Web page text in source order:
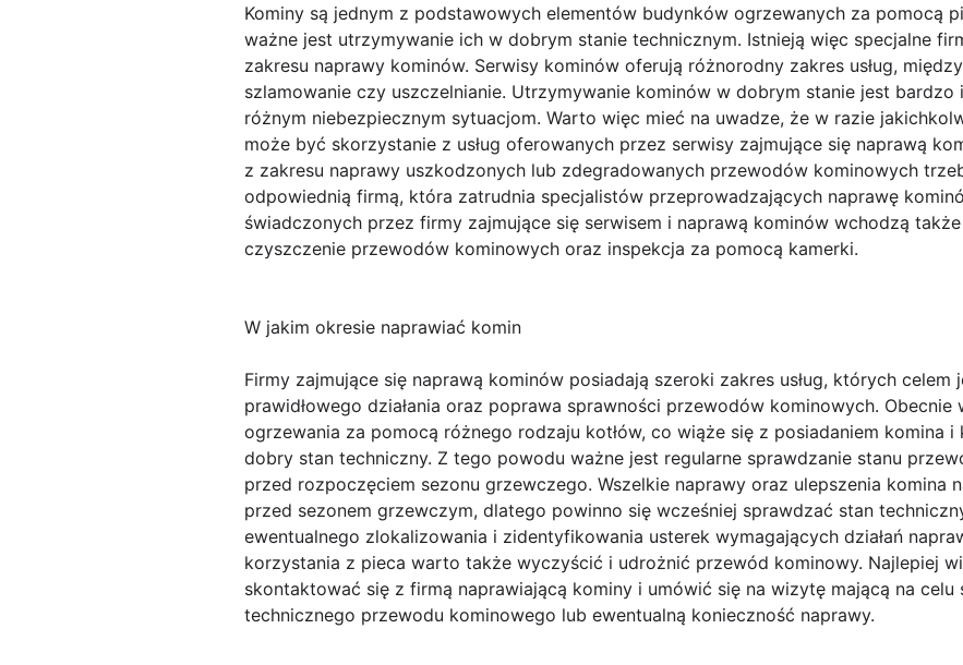
Kominy są jednym z podstawowych elementów budynków ogrzewanych za pomocą
ważne jest utrzymywanie ich w dobrym stanie technicznym. Istnieją więc specjalne
zakresu naprawy kominów. Serwisy kominów oferują różnorodny zakres usług,
szlamowanie czy uszczelnianie. Utrzymywanie kominów w dobrym stanie jest
różnym niebezpiecznym sytuacjom. Warto więc mieć na uwadze, że w razie
może być skorzystanie z usług oferowanych przez serwisy zajmujące się naprawą
z zakresu naprawy uszkodzonych lub zdegradowanych przewodów kominowych
odpowiednią firmą, która zatrudnia specjalistów przeprowadzających naprawę
świadczonych przez firmy zajmujące się serwisem i naprawą kominów wchodzą
czyszczenie przewodów kominowych oraz inspekcja za pomocą kamerki.
W jakim okresie naprawiać komin
Firmy zajmujące się naprawą kominów posiadają szeroki zakres usług, których celem
prawidłowego działania oraz poprawa sprawności przewodów kominowych.
ogrzewania za pomocą różnego rodzaju kotłów, co wiąże się z posiadaniem komina
dobry stan techniczny. Z tego powodu ważne jest regularne sprawdzanie stanu
przed rozpoczęciem sezonu grzewczego. Wszelkie naprawy oraz ulepszenia komina
przed sezonem grzewczym, dlatego powinno się wcześniej sprawdzać stan
ewentualnego zlokalizowania i zidentyfikowania usterek wymagających działań
korzystania z pieca warto także wyczyścić i udrożnić przewód kominowy. Najlepiej
skontaktować się z firmą naprawiającą kominy i umówić się na wizytę mającą na celu
technicznego przewodu kominowego lub ewentualną konieczność naprawy.